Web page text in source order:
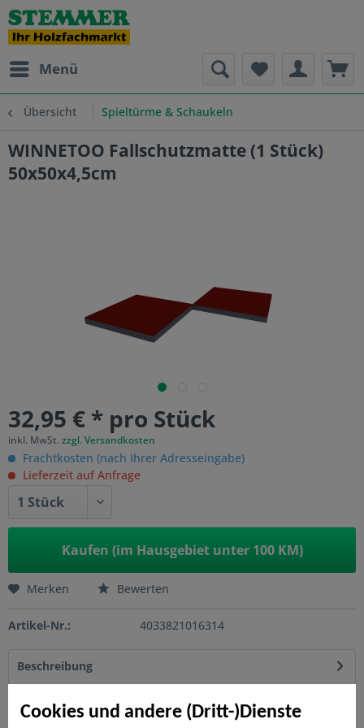
Cookies und andere (Dritt-)Dienste
Menü
Übersicht Spieltürme & Schaukeln
WINNETOO Fallschutzmatte (1 Stück)
50x50x4,5cm
32,95 € * pro Stück
inkl. MwSt. zzgl. Versandkosten
Frachtkosten (nach Ihrer Adresseingabe)
Lieferzeit auf Anfrage
Kaufen (im Hausgebiet unter 100 KM)
Merken Bewerten
Artikel-Nr.: 4033821016314
Beschreibung
Der WINNETOO Fallschutz mit der Stärke 45 mm ist für eine
Fallhöhe bis 120 cm ausgelegt. Die 50 x...mehr